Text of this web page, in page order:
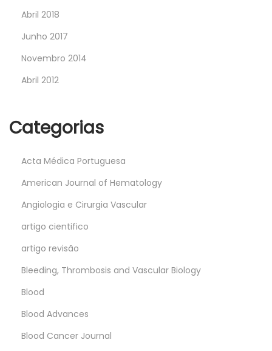
Abril 2018
Junho 2017
Novembro 2014
Abril 2012
Categorias
Acta Médica Portuguesa
American Journal of Hematology
Angiologia e Cirurgia Vascular
artigo cientifico
artigo revisão
Bleeding, Thrombosis and Vascular Biology
Blood
Blood Advances
Blood Cancer Journal